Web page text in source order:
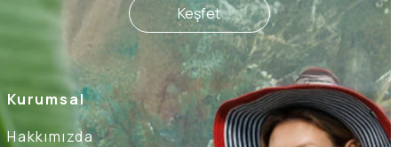
Kurumsal
Hakkımızda
Keşfet